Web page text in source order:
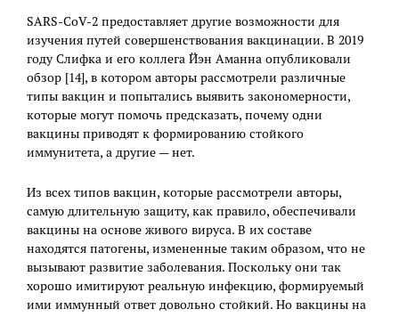
SARS-CoV-2 предоставляет другие возможности для
изучения путей совершенствования вакцинации. В 2019
году Слифка и его коллега Йэн Аманна опубликовали
обзор [14], в котором авторы рассмотрели различные
типы вакцин и попытались выявить закономерности,
которые могут помочь предсказать, почему одни
вакцины приводят к формированию стойкого
иммунитета, а другие — нет.
Из всех типов вакцин, которые рассмотрели авторы,
самую длительную защиту, как правило, обеспечивали
вакцины на основе живого вируса. В их составе
находятся патогены, измененные таким образом, что не
вызывают развитие заболевания. Поскольку они так
хорошо имитируют реальную инфекцию, формируемый
ими иммунный ответ довольно стойкий. Но вакцины на